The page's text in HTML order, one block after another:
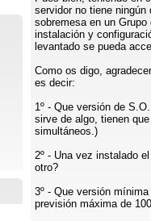
servidor no tiene
sobremesa en un
instalación y
levantado se pueda
Como os digo,
es decir:
1º - Que versión de
sirve de algo, tienen
simultáneos.)
2º - Una vez instalado
otro?
3º - Que versión
previsión máxima de